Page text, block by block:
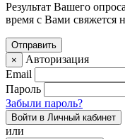
Результат Вашего
время с Вами свяжется
×
Авторизация
Email
Пароль
Забыли пароль?
Войти в Личный кабинет
или